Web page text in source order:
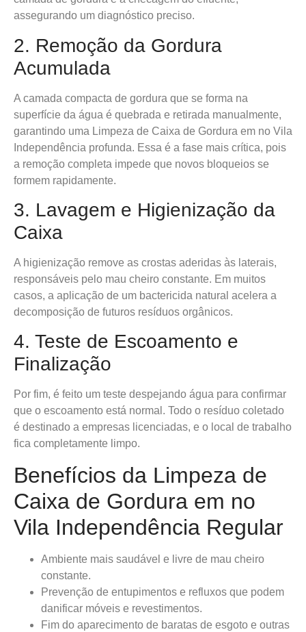
assegurando um diagnóstico preciso.
2. Remoção da Gordura
Acumulada
A camada compacta de gordura que se forma na
superfície da água é quebrada e retirada manualmente,
garantindo uma Limpeza de Caixa de Gordura em no Vila
Independência profunda. Essa é a fase mais crítica, pois
a remoção completa impede que novos bloqueios se
formem rapidamente.
3. Lavagem e Higienização da
Caixa
A higienização remove as crostas aderidas às laterais,
responsáveis pelo mau cheiro constante. Em muitos
casos, a aplicação de um bactericida natural acelera a
decomposição de futuros resíduos orgânicos.
4. Teste de Escoamento e
Finalização
Por fim, é feito um teste despejando água para confirmar
que o escoamento está normal. Todo o resíduo coletado
é destinado a empresas licenciadas, e o local de trabalho
fica completamente limpo.
Benefícios da Limpeza de
Caixa de Gordura em no
Vila Independência Regular
Ambiente mais saudável e livre de mau cheiro
constante.
Prevenção de entupimentos e refluxos que podem
danificar móveis e revestimentos.
Fim do aparecimento de baratas de esgoto e outras